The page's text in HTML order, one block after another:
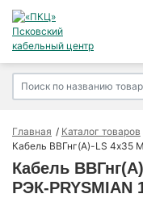
Главная Каталог товаров
Кабель ВВГнг(А)-LS 4х35
Кабель
РЭК-PRYSMIAN